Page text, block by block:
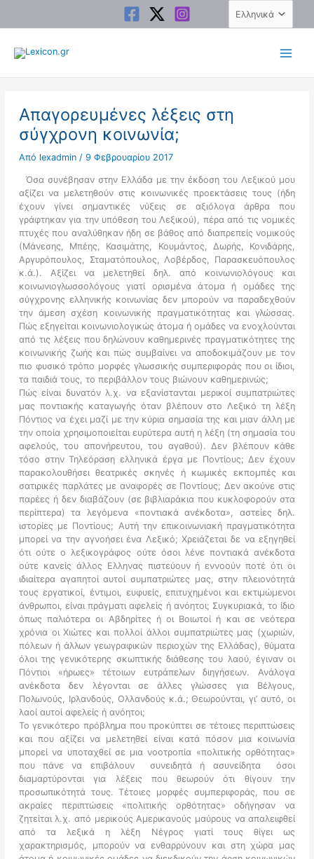
μια
Απαγορευμένες λέξεις στη
σύγχρονη κοινωνία;
Από lexadmin / 9 Φεβρουαρίου 2017
Όσα συνέβησαν στην Ελλάδα με την έκδοση του Λεξικού μου
αξίζει να μελετηθούν στις κοινωνικές προεκτάσεις τους (ήδη
έχουν γίνει σημαντικές νύξεις σε αξιόλογα άρθρα που
γράφτηκαν για την υπόθεση του Λεξικού), πέρα από τις νομικές
πτυχές που αναλύθηκαν ήδη σε βάθος από διαπρεπείς νομικούς
(Μάνεσης, Μπέης, Κασιμάτης, Κουμάντος, Δωρής, Κονιδάρης,
Αργυρόπουλος, Σταματόπουλος, Λοβέρδος, Παρασκευόπουλος
κ.ά.). Αξίζει να μελετηθεί δηλ. από κοινωνιολόγους και
κοινωνιογλωσσολόγους γιατί ορισμένα άτομα ή ομάδες της
σύγχρονης ελληνικής κοινωνίας δεν μπορούν να παραδεχθούν
την άμεση σχέση κοινωνικής πραγματικότητας και γλώσσας.
Πώς εξηγείται κοινωνιολογικώς άτομα ή ομάδες να ενοχλούνται
από τις λέξεις που δηλώνουν καθημερινές πραγματικότητες της
κοινωνικής ζωής και πώς συμβαίνει να αποδοκιμάζουν με τον
πιο φυσικό τρόπο μορφές γλωσσικής συμπεριφοράς που οι ίδιοι,
τα παιδιά τους, το περιβάλλον τους βιώνουν καθημερινώς;
Πώς είναι δυνατόν λ.χ. να εξανίστανται μερικοί συμπατριώτες
μας ποντιακής καταγωγής όταν βλέπουν στο Λεξικό τη λέξη
Πόντιος να έχει μαζί με την κύρια σημασία της και μιαν άλλη με
την οποία χρησιμοποιείται ευρύτερα αυτή η λέξη (τη σημασία του
αφελούς, του απονήρευτου, του αγαθού). Δεν βλέπουν κάθε
τόσο στην Τηλεόραση ελληνικά έργα με Ποντίους; Δεν έχουν
παρακολουθήσει θεατρικές σκηνές ή κωμικές εκπομπές και
σατιρικές παρλάτες με αναφορές σε Ποντίους; Δεν ακούνε στις
παρέες ή δεν διαβάζουν (σε βιβλιαράκια που κυκλοφορούν στα
περίπτερα) τα λεγόμενα «ποντιακά ανέκδοτα», αστείες δηλ.
ιστορίες με Ποντίους; Αυτή την επικοινωνιακή πραγματικότητα
μπορεί να την αγνοήσει ένα Λεξικό; Χρειάζεται δε να εξηγηθεί
ότι ούτε ο λεξικογράφος ούτε όσοι λένε ποντιακά ανέκδοτα
ούτε κανείς άλλος Ελληνας πιστεύουν ή εννοούν ποτέ ότι οι
ιδιαίτερα αγαπητοί αυτοί συμπατριώτες μας, στην πλειονότητά
τους εργατικοί, έντιμοι, ευφυείς, επιτυχημένοι και εκτιμώμενοι
άνθρωποι, είναι πράγματι αφελείς ή ανόητοι; Συγκυριακά, το ίδιο
όπως παλιότερα οι Αβδηρίτες ή οι Βοιωτοί ή και σε νεότερα
χρόνια οι Χιώτες και πολλοί άλλοι συμπατριώτες μας (χωριών,
πόλεων ή άλλων γεωγραφικών περιοχών της Ελλάδας), θύματα
όλοι της γενικότερης σκωπτικής διάθεσης του λαού, έγιναν οι
Πόντιοι «ήρωες» τέτοιων ευτράπελων διηγήσεων. Ανάλογα
ανέκδοτα δεν λέγονται σε άλλες γλώσσες για Βέλγους,
Πολωνούς, Ιρλανδούς, Ολλανδούς κ.ά.; Θεωρούνται, γι’ αυτό, οι
λαοί αυτοί αφελείς ή ανόητοι;
Το γενικότερο πρόβλημα που προκύπτει σε τέτοιες περιπτώσεις
και που αξίζει να μελετηθεί είναι κατά πόσον μια κοινωνία
μπορεί να υποταχθεί σε μια νοοτροπία «πολιτικής ορθότητας»
που πάνε να επιβάλουν ­ συνειδητά ή ασυνείδητα ­ όσοι
διαμαρτύρονται για λέξεις που θεωρούν ότι θίγουν την
προσωπικότητά τους. Τέτοιες μορφές συμπεριφοράς, που σε
ακραίες περιπτώσεις «πολιτικής ορθότητας» οδήγησαν να
ζητείται λ.χ. από μερικούς Αμερικανούς μαύρους να απαλειφθεί
από τα λεξικά η λέξη Νέγρος γιατί τους θίγει ως
χαρακτηρισμός, μπορούν να ενθαρρύνουν και στη χώρα μας